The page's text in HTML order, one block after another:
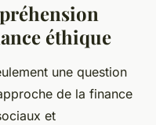
éthique
une question
de la finance
et